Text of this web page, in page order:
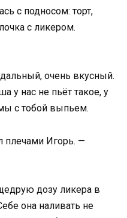
с подносом: торт,
с ликером.
очень вкусный.
у нас не пьёт такое, у
с тобой выпьем.
плечами Игорь. —
дозу ликера в
она наливать не